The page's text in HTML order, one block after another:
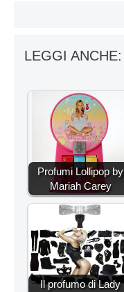
LEGGI ANCHE:
Profumi Lollipop by
Mariah Carey
Il profumo di Lady